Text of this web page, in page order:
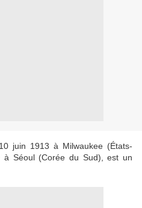
juin 1913 à Milwaukee (États-
Séoul (Corée du Sud), est un